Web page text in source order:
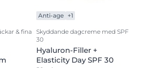
& fina
Anti-age +1
Skyddande dagcreme med SPF
30
Hyaluron-Filler +
Elasticity Day SPF 30